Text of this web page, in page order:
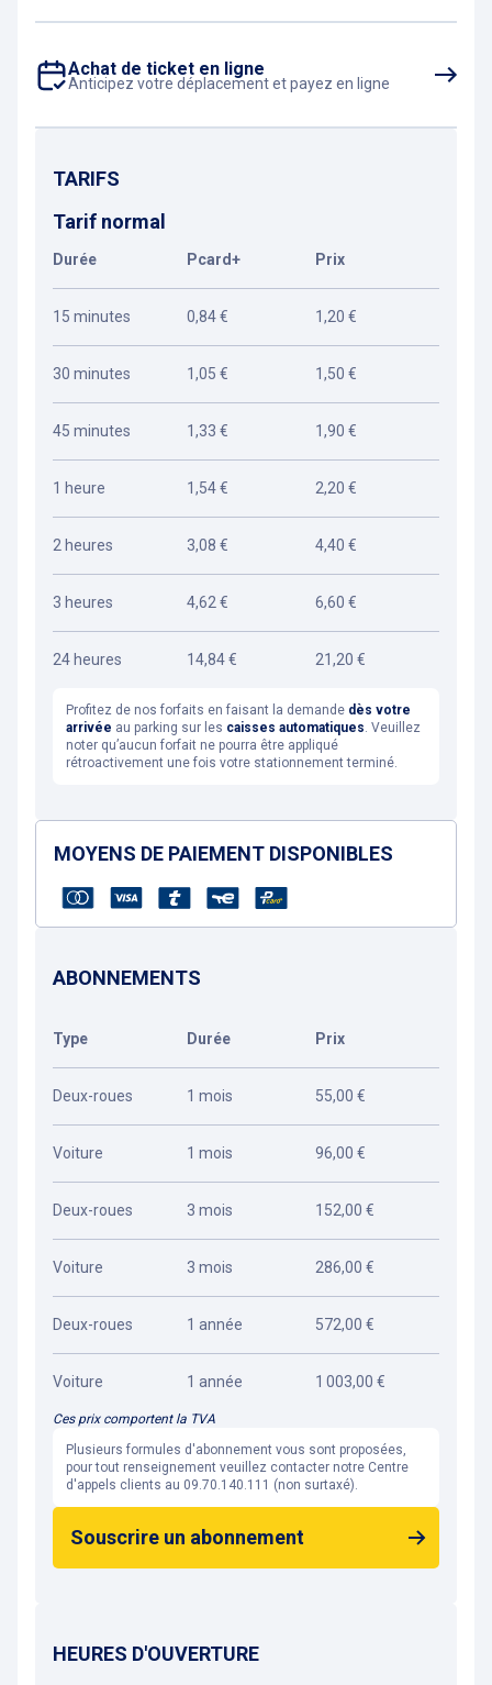
Achat de ticket en ligne
Anticipez votre déplacement et payez en ligne
TARIFS
Tarif normal
Durée Pcard+ Prix
15 minutes 0,84 € 1,20 €
30 minutes 1,05 € 1,50 €
45 minutes 1,33 € 1,90 €
1 heure 1,54 € 2,20 €
2 heures 3,08 € 4,40 €
3 heures 4,62 € 6,60 €
24 heures 14,84 € 21,20 €
Profitez de nos forfaits en faisant la demande dès votre
arrivée au parking sur les caisses automatiques. Veuillez
noter qu’aucun forfait ne pourra être appliqué
rétroactivement une fois votre stationnement terminé.
MOYENS DE PAIEMENT DISPONIBLES
ABONNEMENTS
Type Durée Prix
Deux-roues 1 mois 55,00 €
Voiture 1 mois 96,00 €
Deux-roues 3 mois 152,00 €
Voiture 3 mois 286,00 €
Deux-roues 1 année 572,00 €
Voiture 1 année 1 003,00 €
Ces prix comportent la TVA
Plusieurs formules d'abonnement vous sont proposées,
pour tout renseignement veuillez contacter notre Centre
d'appels clients au 09.70.140.111 (non surtaxé).
Souscrire un abonnement
HEURES D'OUVERTURE